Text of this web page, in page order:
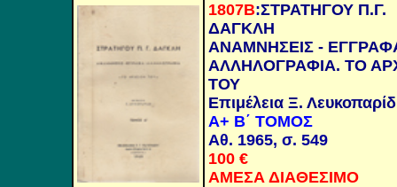
1807Β:ΣΤΡΑΤΗΓΟΥ Π.Γ.
ΔΑΓΚΛΗ
ΑΝΑΜΝΗΣΕΙΣ -
ΑΛΛΗΛΟΓΡΑΦΙΑ. ΤΟ
ΤΟΥ
Επιμέλεια Ξ.
Α+ Β΄ ΤΟΜΟΣ
Αθ. 1965, σ. 549
100€
ΑΜΕΣΑ ΔΙΑΘΕΣΙΜΟ